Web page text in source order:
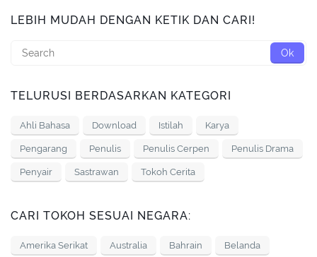
LEBIH MUDAH DENGAN KETIK DAN CARI!
TELURUSI BERDASARKAN KATEGORI
Ahli Bahasa Download Istilah Karya
Pengarang Penulis Penulis Cerpen Penulis Drama
Penyair Sastrawan Tokoh Cerita
CARI TOKOH SESUAI NEGARA:
Amerika Serikat Australia Bahrain Belanda